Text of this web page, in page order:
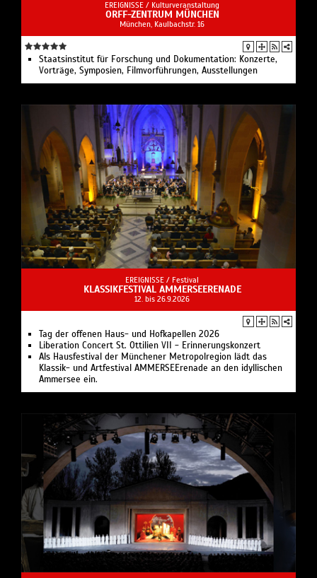
EREIGNISSE / Kulturveranstaltung
ORFF-ZENTRUM MÜNCHEN
München, Kaulbachstr. 16
Staatsinstitut für Forschung und Dokumentation: Konzerte,
Vorträge, Symposien, Filmvorführungen, Ausstellungen
EREIGNISSE / Festival
KLASSIKFESTIVAL AMMERSEERENADE
12. bis 26.9.2026
Tag der offenen Haus- und Hofkapellen 2026
Liberation Concert St. Ottilien VII - Erinnerungskonzert
Als Hausfestival der Münchener Metropolregion lädt das
Klassik- und Artfestival AMMERSEErenade an den idyllischen
Ammersee ein.